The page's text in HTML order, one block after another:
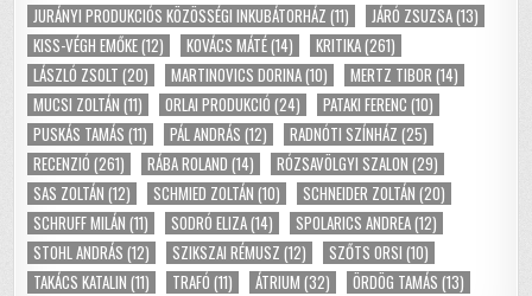
JURÁNYI PRODUKCIÓS KÖZÖSSÉGI INKUBÁTORHÁZ (11) JÁRÓ ZSUZSA(13)
KISS-VÉGH EMŐKE(12) KOVÁCS MÁTÉ(14) KRITIKA(261)
LÁSZLÓ ZSOLT (20) MARTINOVICS DORINA(10) MERTZ TIBOR (14)
MUCSI ZOLTÁN (11) ORLAI PRODUKCIÓ (24) PATAKI FERENC (10)
PUSKÁS TAMÁS (11) PÁL ANDRÁS (12) RADNÓTI SZÍNHÁZ (25)
RECENZIÓ (261) RÁBA ROLAND (14) RÓZSAVÖLGYI SZALON (29)
SAS ZOLTÁN (12) SCHMIED ZOLTÁN (10) SCHNEIDER ZOLTÁN (20)
SCHRUFF MILÁN (11) SODRÓ ELIZA(14) SPOLARICS ANDREA(12)
STOHL ANDRÁS (12) SZIKSZAI RÉMUSZ (12) SZŐTS ORSI (10)
TAKÁCS KATALIN (11) TRAFÓ (11) ÁTRIUM (32) ÖRDÖG TAMÁS (13)